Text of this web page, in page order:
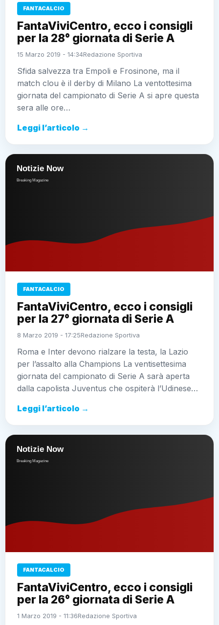
FANTACALCIO
FantaViviCentro, ecco i consigli
per la 28° giornata di Serie A
15 Marzo 2019 - 14:34Redazione Sportiva
Sfida salvezza tra Empoli e Frosinone, ma il
match clou è il derby di Milano La ventottesima
giornata del campionato di Serie A si apre questa
sera alle ore…
Leggi l’articolo →
FANTACALCIO
FantaViviCentro, ecco i consigli
per la 27° giornata di Serie A
8 Marzo 2019 - 17:25Redazione Sportiva
Roma e Inter devono rialzare la testa, la Lazio
per l’assalto alla Champions La ventisettesima
giornata del campionato di Serie A sarà aperta
dalla capolista Juventus che ospiterà l’Udinese…
Leggi l’articolo →
FANTACALCIO
FantaViviCentro, ecco i consigli
per la 26° giornata di Serie A
1 Marzo 2019 - 11:36Redazione Sportiva